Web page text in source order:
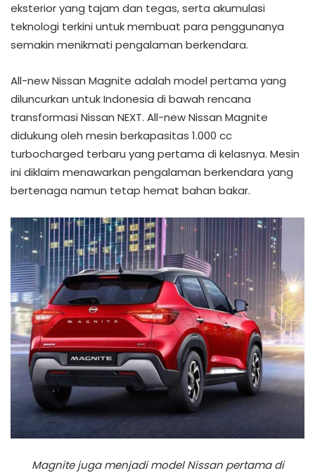
eksterior yang tajam dan tegas, serta akumulasi
teknologi terkini untuk membuat para penggunanya
semakin menikmati pengalaman berkendara.
All-new Nissan Magnite adalah model pertama yang
diluncurkan untuk Indonesia di bawah rencana
transformasi Nissan NEXT. All-new Nissan Magnite
didukung oleh mesin berkapasitas 1.000 cc
turbocharged terbaru yang pertama di kelasnya. Mesin
ini diklaim menawarkan pengalaman berkendara yang
bertenaga namun tetap hemat bahan bakar.
Magnite juga menjadi model Nissan pertama di